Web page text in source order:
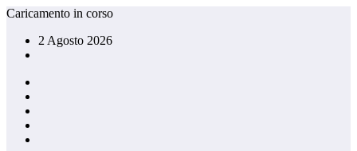
Vai
contenuto
Caricamento in corso
2 Agosto 2026